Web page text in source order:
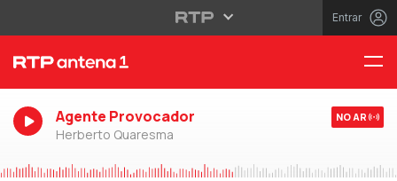
Entrar
Agente Provocador
Herberto Quaresma
NO AR